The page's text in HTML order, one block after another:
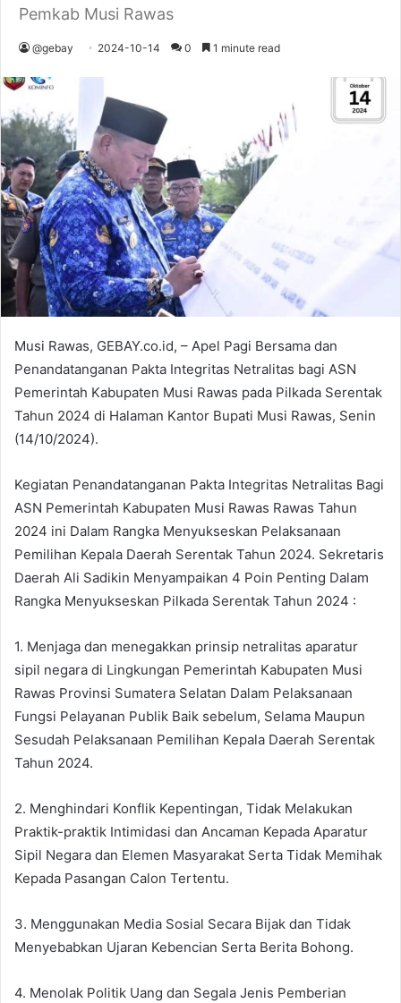
Pemkab Musi Rawas
@gebay 2024-10-14 0 1 minute read
Musi Rawas, GEBAY.co.id, – Apel Pagi Bersama dan
Penandatanganan Pakta Integritas Netralitas bagi ASN
Pemerintah Kabupaten Musi Rawas pada Pilkada Serentak
Tahun 2024 di Halaman Kantor Bupati Musi Rawas, Senin
(14/10/2024).
Kegiatan Penandatanganan Pakta Integritas Netralitas Bagi
ASN Pemerintah Kabupaten Musi Rawas Rawas Tahun
2024 ini Dalam Rangka Menyukseskan Pelaksanaan
Pemilihan Kepala Daerah Serentak Tahun 2024. Sekretaris
Daerah Ali Sadikin Menyampaikan 4 Poin Penting Dalam
Rangka Menyukseskan Pilkada Serentak Tahun 2024 :
1. Menjaga dan menegakkan prinsip netralitas aparatur
sipil negara di Lingkungan Pemerintah Kabupaten Musi
Rawas Provinsi Sumatera Selatan Dalam Pelaksanaan
Fungsi Pelayanan Publik Baik sebelum, Selama Maupun
Sesudah Pelaksanaan Pemilihan Kepala Daerah Serentak
Tahun 2024.
2. Menghindari Konflik Kepentingan, Tidak Melakukan
Praktik-praktik Intimidasi dan Ancaman Kepada Aparatur
Sipil Negara dan Elemen Masyarakat Serta Tidak Memihak
Kepada Pasangan Calon Tertentu.
3. Menggunakan Media Sosial Secara Bijak dan Tidak
Menyebabkan Ujaran Kebencian Serta Berita Bohong.
4. Menolak Politik Uang dan Segala Jenis Pemberian